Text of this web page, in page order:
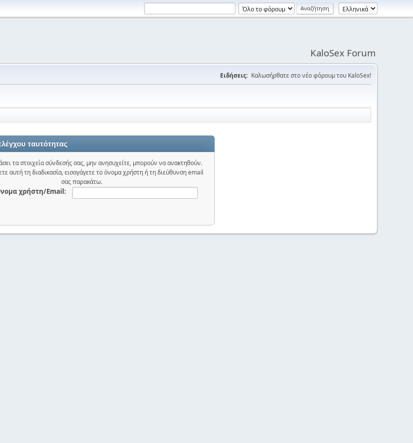
KaloSex Forum
Ειδήσεις: Καλωσήρθατε στο νέο φόρουμ του KaloSex!
ταυτότητας
τα στοιχεία σύνδεσής σας, μην ανησυχείτε, μπορούν να ανακτηθούν.
αυτή τη διαδικασία, εισαγάγετε το όνομα χρήστη ή τη διεύθυνση email
σας παρακάτω.
χρήστη/Email: